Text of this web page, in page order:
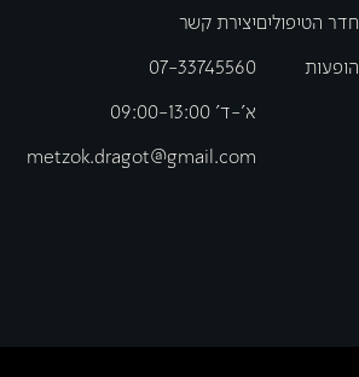
חדר הטיפולים
הופעות
יצירת קשר
07-33745560
א'-ד' 09:00-13:00
metzok.dragot@gmail.com